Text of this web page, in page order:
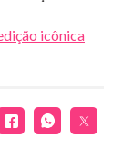
icônica